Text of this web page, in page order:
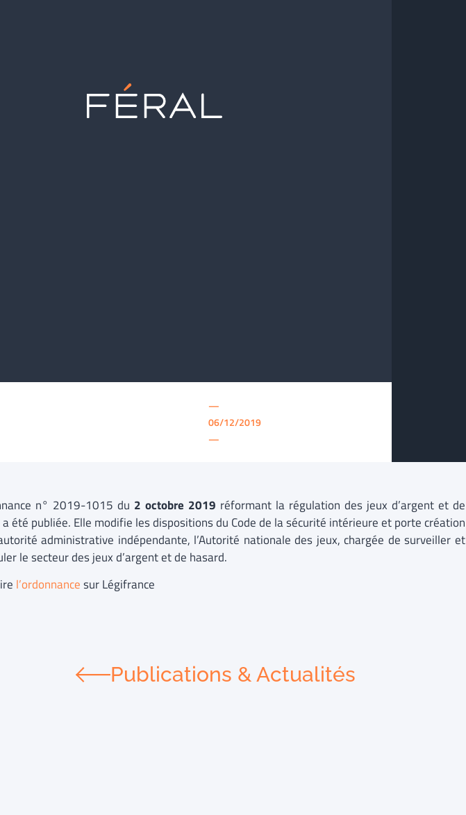
—
06/12/2019
—
n° 2019-1015 du 2 octobre 2019 réformant la régulation des jeux d’argent et de
été publiée. Elle modifie les dispositions du Code de la sécurité intérieure et porte création
administrative indépendante, l’Autorité nationale des jeux, chargée de surveiller et
le secteur des jeux d’argent et de hasard.
l’ordonnancesur Légifrance
Publications & Actualités